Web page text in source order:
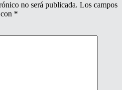
no será publicada. Los campos
*